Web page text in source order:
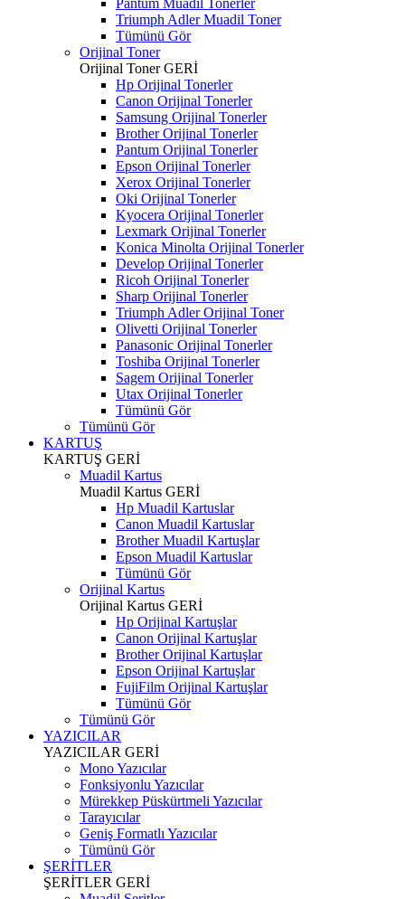
Pantum Muadil Tonerler
Triumph Adler Muadil Toner
Tümünü Gör
Orijinal Toner
Orijinal TonerGERİ
Hp Orijinal Tonerler
Canon Orijinal Tonerler
Samsung Orijinal Tonerler
Brother Orijinal Tonerler
Pantum Orijinal Tonerler
Epson Orijinal Tonerler
Xerox Orijinal Tonerler
Oki Orijinal Tonerler
Kyocera Orijinal Tonerler
Lexmark Orijinal Tonerler
Konica Minolta Orijinal Tonerler
Develop Orijinal Tonerler
Ricoh Orijinal Tonerler
Sharp Orijinal Tonerler
Triumph Adler Orijinal Toner
Olivetti Orijinal Tonerler
Panasonic Orijinal Tonerler
Toshiba Orijinal Tonerler
Sagem Orijinal Tonerler
Utax Orijinal Tonerler
Tümünü Gör
Tümünü Gör
KARTUŞ
KARTUŞ GERİ
Muadil Kartus
Muadil Kartus GERİ
Hp Muadil Kartuslar
Canon Muadil Kartuslar
Brother Muadil Kartuşlar
Epson Muadil Kartuslar
Tümünü Gör
Orijinal Kartus
Orijinal Kartus GERİ
Hp Orijinal Kartuşlar
Canon Orijinal Kartuşlar
Brother Orijinal Kartuşlar
Epson Orijinal Kartuşlar
FujiFilm Orijinal Kartuşlar
Tümünü Gör
Tümünü Gör
YAZICILAR
YAZICILAR GERİ
Mono Yazıcılar
Fonksiyonlu Yazıcılar
Mürekkep Püskürtmeli Yazıcılar
Tarayıcılar
Geniş Formatlı Yazıcılar
Tümünü Gör
ŞERİTLER
ŞERİTLER GERİ